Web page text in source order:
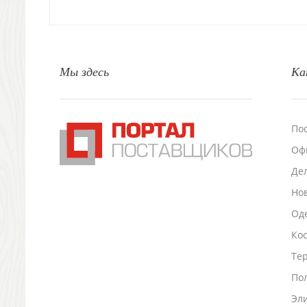
Подставки для визиток записок телефонов
Промо
Антистрессы
Мы здесь